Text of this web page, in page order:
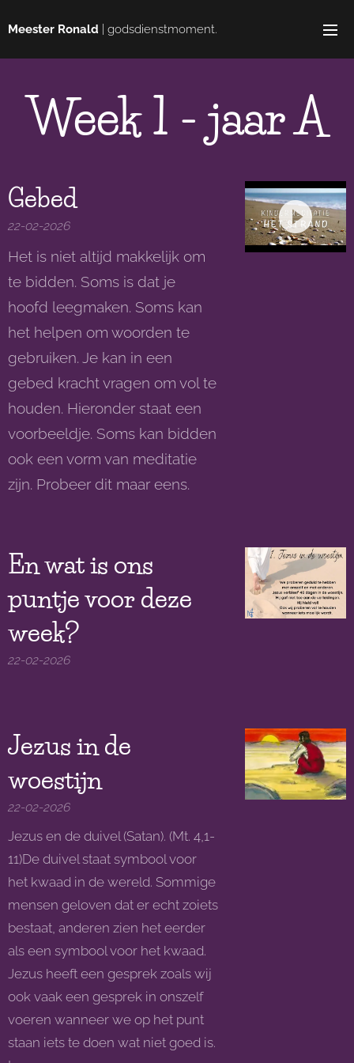
Meester Ronald | godsdienstmoment.
Week 1 - jaar A
Gebed
22-02-2026
Het is niet altijd makkelijk om
te bidden. Soms is dat je
hoofd leegmaken. Soms kan
het helpen om woorden te
gebruiken. Je kan in een
gebed kracht vragen om vol te
houden. Hieronder staat een
voorbeeldje. Soms kan bidden
ook een vorm van meditatie
zijn. Probeer dit maar eens.
En wat is ons
puntje voor deze
week?
22-02-2026
Jezus in de
woestijn
22-02-2026
Jezus en de duivel (Satan). (Mt. 4,1-
11)De duivel staat symbool voor
het kwaad in de wereld. Sommige
mensen geloven dat er echt zoiets
bestaat, anderen zien het eerder
als een symbool voor het kwaad.
Jezus heeft een gesprek zoals wij
ook vaak een gesprek in onszelf
voeren wanneer we op het punt
staan iets te doen wat niet goed is.